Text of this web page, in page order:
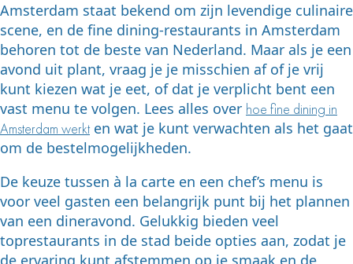
Amsterdam staat bekend om zijn levendige culinaire
scene, en de fine dining-restaurants in Amsterdam
behoren tot de beste van Nederland. Maar als je een
avond uit plant, vraag je je misschien af of je vrij
kunt kiezen wat je eet, of dat je verplicht bent een
vast menu te volgen. Lees alles over hoe fine dining in
Amsterdam werkten wat je kunt verwachten als het gaat
om de bestelmogelijkheden.
De keuze tussen à la carte en een chef’s menu is
voor veel gasten een belangrijk punt bij het plannen
van een dineravond. Gelukkig bieden veel
toprestaurants in de stad beide opties aan, zodat je